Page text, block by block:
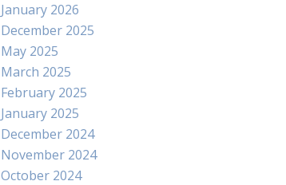
January 2026
December 2025
May 2025
March 2025
February 2025
January 2025
December 2024
November 2024
October 2024